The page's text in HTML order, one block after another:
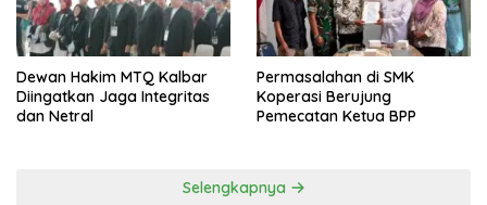
Dewan Hakim MTQ Kalbar
Diingatkan Jaga Integritas
dan Netral
Permasalahan di SMK
Koperasi Berujung
Pemecatan Ketua BPP
Selengkapnya